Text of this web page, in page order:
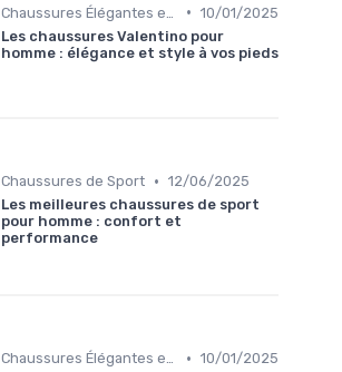
• 10/01/2025
Les chaussures Valentino pour
homme : élégance et style à vos pieds
Chaussures de Sport • 12/06/2025
Les meilleures chaussures de sport
pour homme : confort et
performance
Chaussures Élégantes et de Cérémonie • 10/01/2025